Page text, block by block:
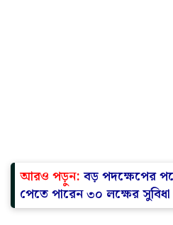
আরও পড়ুন:বড় পদক্ষেপের
পেতে পারেন ৩০ লক্ষের সুবিধা